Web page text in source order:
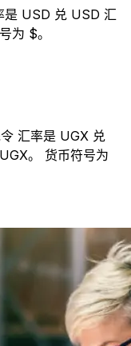
是 USD 兑 USD 汇
为 $。
汇率是 UGX 兑
。 货币符号为